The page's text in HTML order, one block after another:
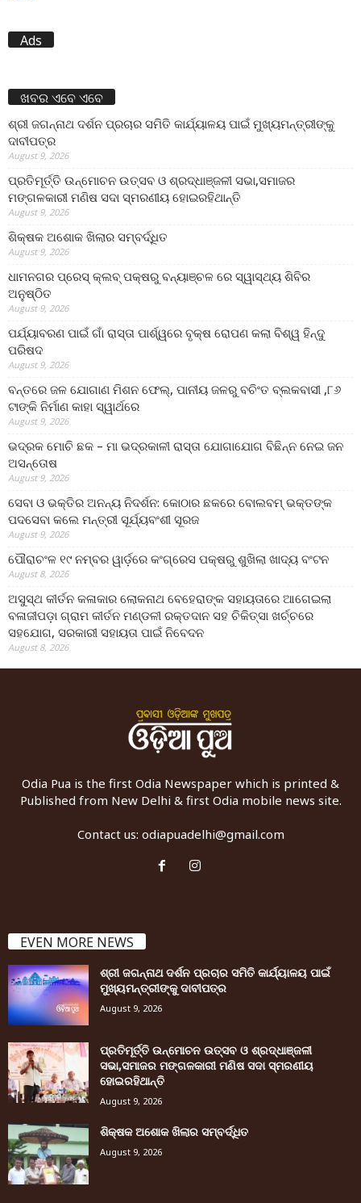
Ads
ଖବର ଏବେ ଏବେ
ଶ୍ରୀ ଜଗନ୍ନାଥ ଦର୍ଶନ ପ୍ରଚାର ସମିତି କାର୍ଯ୍ୟାଳୟ ପାଇଁ ମୁଖ୍ୟମନ୍ତ୍ରୀଙ୍କୁ
ଦାବୀପତ୍ର
August 9, 2026
ପ୍ରତିମୂର୍ତ୍ତି ଉନ୍ମୋଚନ ଉତ୍ସବ ଓ ଶ୍ରଦ୍ଧାଞ୍ଜଳୀ ସଭା,ସମାଜର
ମଙ୍ଗଳକାରୀ ମଣିଷ ସଦା ସ୍ମରଣୀୟ ହୋଇରହିଥାନ୍ତି
August 9, 2026
ଶିକ୍ଷକ ଅଶୋକ ଖିଲାର ସମ୍ବର୍ଦ୍ଧିତ
August 9, 2026
ଧାମନଗର ପ୍ରେସ୍ କ୍ଲବ୍ ପକ୍ଷରୁ ବନ୍ୟାଞ୍ଚଳ ରେ ସ୍ୱାସ୍ଥ୍ୟ ଶିବିର
ଅନୁଷ୍ଠିତ
August 9, 2026
ପର୍ଯ୍ୟାବରଣ ପାଇଁ ଗାଁ ରାସ୍ତା ପାର୍ଶ୍ୱରେ ବୃକ୍ଷ ରୋପଣ କଲା ବିଶ୍ୱ ହିନ୍ଦୁ
ପରିଷଦ
August 9, 2026
ବନ୍ତରେ ଜଳ ଯୋଗାଣ ମିଶନ ଫେଲ୍‌, ପାନୀୟ ଜଳରୁ ବଚିଂତ ବ୍ଲକବାସୀ ,୮୬
ଟାଙ୍କି ନିର୍ମାଣ କାହା ସ୍ୱାର୍ଥରେ
August 9, 2026
ଭଦ୍ରକ ମୋଚି ଛକ – ମା ଭଦ୍ରକାଳୀ ରାସ୍ତା ଯୋଗାଯୋଗ ବିଛିନ୍ନ ନେଇ ଜନ
ଅସନ୍ତୋଷ
August 9, 2026
ସେବା ଓ ଭକ୍ତିର ଅନନ୍ୟ ନିଦର୍ଶନ: କୋଠାର ଛକରେ ବୋଲବମ୍ ଭକ୍ତଙ୍କ
ପଦସେବା କଲେ ମନ୍ତ୍ରୀ ସୂର୍ଯ୍ୟବଂଶୀ ସୂରଜ
August 9, 2026
ପୌରାଚଂଳ ୧୯ ନମ୍ବର ୱାର୍ଡ଼ରେ କଂଗ୍ରେସ ପକ୍ଷରୁ ଶୁଖିଲା ଖାଦ୍ୟ ବଂଟନ
August 8, 2026
ଅସୁସ୍ଥ କୀର୍ତନ କଳାକାର ଲୋକନାଥ ବେହେରାଙ୍କ ସହାୟତାରେ ଆଗେଇଲା
ବଳାଜୀପଡ଼ା ଗ୍ରାମ କୀର୍ତନ ମଣ୍ଡଳୀ ରକ୍ତଦାନ ସହ ଚିକିତ୍ସା ଖର୍ଚ୍ଚରେ
ସହଯୋଗ, ସରକାରୀ ସହାୟତା ପାଇଁ ନିବେଦନ
August 8, 2026
Odia Pua is the first Odia Newspaper which is printed &
Published from New Delhi & first Odia mobile news site.
Contact us: odiapuadelhi@gmail.com
EVEN MORE NEWS
ଶ୍ରୀ ଜଗନ୍ନାଥ ଦର୍ଶନ ପ୍ରଚାର ସମିତି କାର୍ଯ୍ୟାଳୟ ପାଇଁ
ମୁଖ୍ୟମନ୍ତ୍ରୀଙ୍କୁ ଦାବୀପତ୍ର
August 9, 2026
ପ୍ରତିମୂର୍ତ୍ତି ଉନ୍ମୋଚନ ଉତ୍ସବ ଓ ଶ୍ରଦ୍ଧାଞ୍ଜଳୀ
ସଭା,ସମାଜର ମଙ୍ଗଳକାରୀ ମଣିଷ ସଦା ସ୍ମରଣୀୟ
ହୋଇରହିଥାନ୍ତି
August 9, 2026
ଶିକ୍ଷକ ଅଶୋକ ଖିଲାର ସମ୍ବର୍ଦ୍ଧିତ
August 9, 2026